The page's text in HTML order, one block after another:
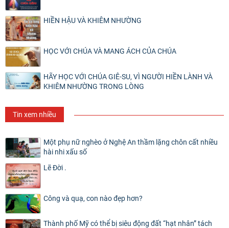
HIỀN HẬU VÀ KHIÊM NHƯỜNG
HỌC VỚI CHÚA VÀ MANG ÁCH CỦA CHÚA
HÃY HỌC VỚI CHÚA GIÊ-SU, VÌ NGƯỜI HIỀN LÀNH VÀ
KHIÊM NHƯỜNG TRONG LÒNG
Tin xem nhiều
Một phụ nữ nghèo ở Nghệ An thầm lặng chôn cất nhiều
hài nhi xấu số
Lẽ Đời .
Công và quạ, con nào đẹp hơn?
Thành phố Mỹ có thể bị siêu động đất “hạt nhân” tách